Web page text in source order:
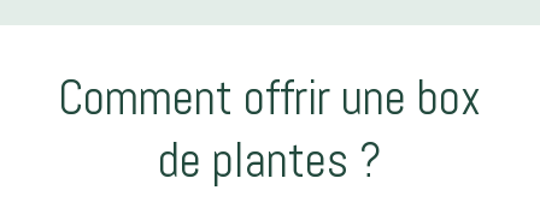
Comment offrir une box
de plantes ?